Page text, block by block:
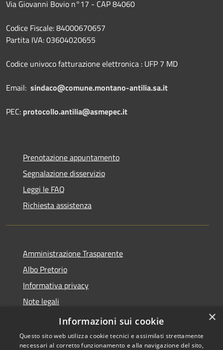
Via Giovanni Bovio n°17 - CAP 84060
Codice Fiscale: 84000670657
Partita IVA: 03604020655
Codice univoco fatturazione elettronica : UFP 7 MD
Email: sindaco@comune.montano-antilia.sa.it
PEC: protocollo.antilia@asmepec.it
Prenotazione appuntamento
Segnalazione disservizio
Leggi le FAQ
Richiesta assistenza
Amministrazione Trasparente
Albo Pretorio
Informativa privacy
Note legali
Dichiarazione di accessibilità
×
Informazioni sui cookie
Questo sito web utilizza cookie tecnici e assimilati strettamente
necessari al corretto funzionamento e alla navigazione del sito,